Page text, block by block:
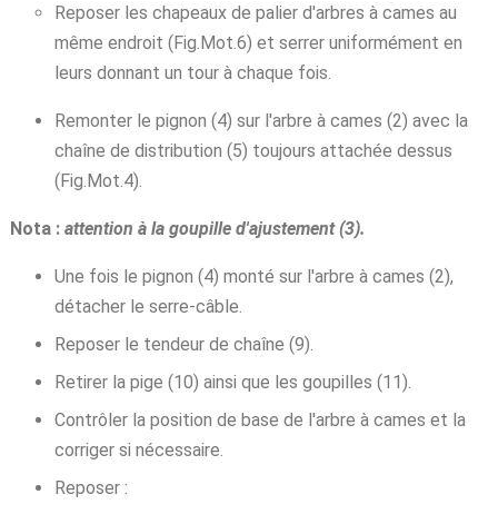
Reposer les chapeaux de palier d'arbres à cames au
même endroit (Fig.Mot.6) et serrer uniformément en
leurs donnant un tour à chaque fois.
Remonter le pignon (4) sur l'arbre à cames (2) avec la
chaîne de distribution (5) toujours attachée dessus
(Fig.Mot.4).
Nota : attention à la goupille d'ajustement (3).
Une fois le pignon (4) monté sur l'arbre à cames (2),
détacher le serre-câble.
Reposer le tendeur de chaîne (9).
Retirer la pige (10) ainsi que les goupilles (11).
Contrôler la position de base de l'arbre à cames et la
corriger si nécessaire.
Reposer :